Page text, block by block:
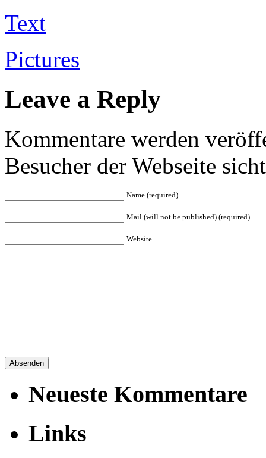
Text
Pictures
Leave a Reply
Kommentare werden
Besucher der Webseite
Name (required)
Mail (will not be published) (required)
Website
Neueste Kommentare
Links